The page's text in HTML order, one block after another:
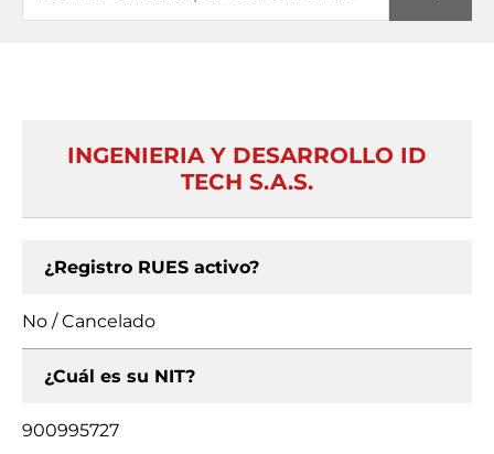
INGENIERIA Y DESARROLLO ID
TECH S.A.S.
¿Registro RUES activo?
No / Cancelado
¿Cuál es su NIT?
900995727